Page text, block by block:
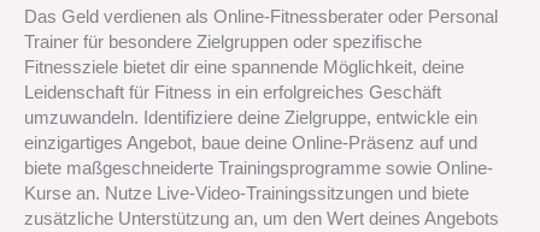
Das Geld verdienen als Online-Fitnessberater oder Personal
Trainer für besondere Zielgruppen oder spezifische
Fitnessziele bietet dir eine spannende Möglichkeit, deine
Leidenschaft für Fitness in ein erfolgreiches Geschäft
umzuwandeln. Identifiziere deine Zielgruppe, entwickle ein
einzigartiges Angebot, baue deine Online-Präsenz auf und
biete maßgeschneiderte Trainingsprogramme sowie Online-
Kurse an. Nutze Live-Video-Trainingssitzungen und biete
zusätzliche Unterstützung an, um den Wert deines Angebots